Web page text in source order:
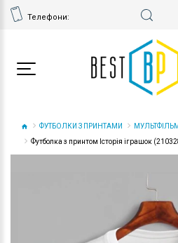
Телефони:
ФУТБОЛКИ З ПРИНТАМИ
Футболка з принтом Історія іграшок